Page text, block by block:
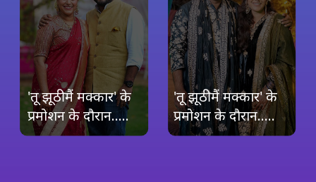
'तू झूठी मैं मक्कार' के
प्रमोशन के दौरान.....
'तू झूठी मैं मक्कार' के
प्रमोशन के दौरान.....